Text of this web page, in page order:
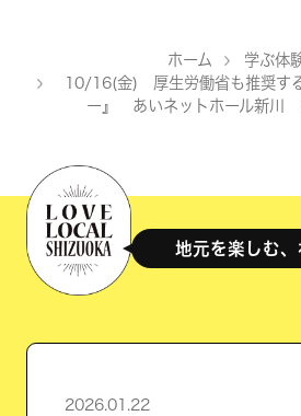
ホーム 学ぶ体
10/16(金) 厚生労働省も推奨す
ー』 あいネットホール新川
地元を楽しむ
2026.01.22